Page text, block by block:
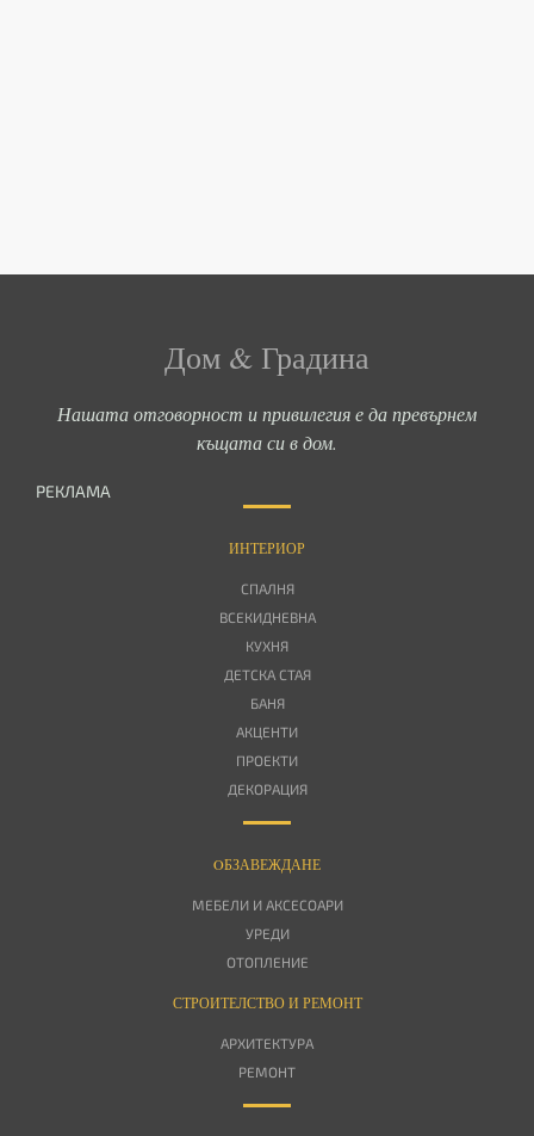
Дом & Градина
Нашата отговорност и привилегия е да превърнем
къщата си в дом.
РЕКЛАМА
ИНТЕРИОР
СПАЛНЯ
ВСЕКИДНЕВНА
КУХНЯ
ДЕТСКА СТАЯ
БАНЯ
АКЦЕНТИ
ПРОЕКТИ
ДЕКОРАЦИЯ
OБЗАВЕЖДАНЕ
МЕБЕЛИ И АКСЕСОАРИ
УРЕДИ
ОТОПЛЕНИЕ
СТРОИТЕЛСТВО И РЕМОНТ
АРХИТЕКТУРА
РЕМОНТ